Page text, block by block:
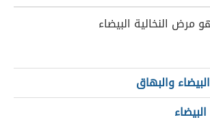
والبهاق